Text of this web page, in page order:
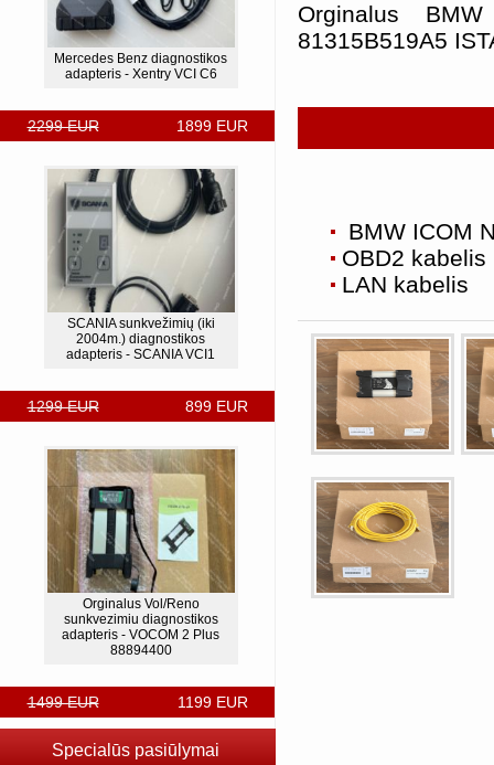
Mercedes Benz diagnostikos
adapteris - Xentry VCI C6
2299 EUR 1899 EUR
SCANIA sunkvežimių (iki
2004m.) diagnostikos
adapteris - SCANIA VCI1
1299 EUR 899 EUR
Orginalus Vol/Reno
sunkvezimiu diagnostikos
adapteris - VOCOM 2 Plus
88894400
1499 EUR 1199 EUR
Specialūs pasiūlymai
Orginalus
81315B519A5
BMW ICOM
OBD2 kabelis
LAN kabelis